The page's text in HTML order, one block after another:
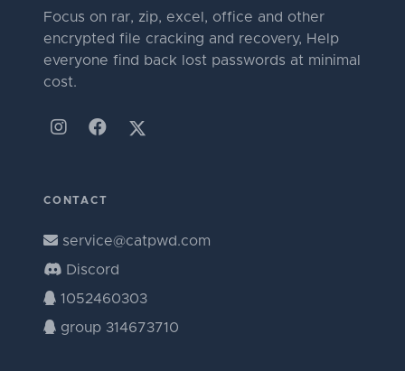
Focus on rar, zip, excel, office and other
encrypted file cracking and recovery, Help
everyone find back lost passwords at minimal
cost.
CONTACT
service@catpwd.com
Discord
1052460303
group 314673710